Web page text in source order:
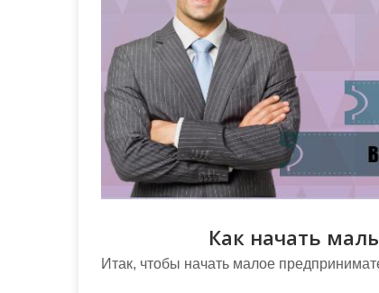
Как начать
Итак, чтобы начать малое